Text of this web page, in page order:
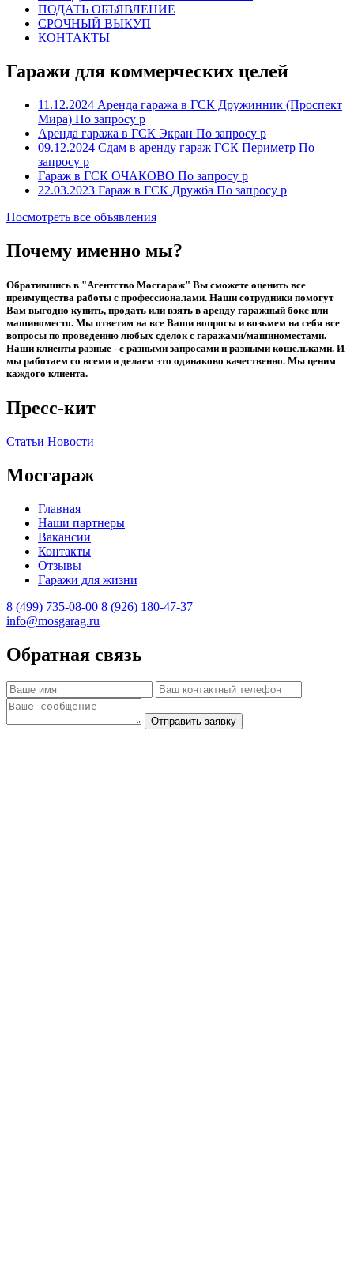
ПОДАТЬ ОБЪЯВЛЕНИЕ
СРОЧНЫЙ ВЫКУП
КОНТАКТЫ
Гаражи для коммерческих целей
11.12.2024 Аренда гаража в ГСК Дружинник (Проспект
Мира) По запросу р
Аренда гаража в ГСК Экран По запросу р
09.12.2024 Сдам в аренду гараж ГСК Периметр По
запросу р
Гараж в ГСК ОЧАКОВО По запросу р
22.03.2023 Гараж в ГСК Дружба По запросу р
Посмотреть все объявления
Почему именно мы?
Обратившись в "Агентство Мосгараж" Вы сможете оценить все
преимущества работы с профессионалами. Наши сотрудники помогут
Вам выгодно купить, продать или взять в аренду гаражный бокс или
машиноместо. Мы ответим на все Ваши вопросы и возьмем на себя все
вопросы по проведению любых сделок с гаражами/машиноместами.
Наши клиенты разные - с разными запросами и разными кошельками. И
мы работаем со всеми и делаем это одинаково качественно. Мы ценим
каждого клиента.
Пресс-кит
Статьи Новости
Мосгараж
Главная
Наши партнеры
Вакансии
Контакты
Отзывы
Гаражи для жизни
8 (499) 735-08-00 8 (926) 180-47-37
info@mosgarag.ru
Обратная связь
Отправить заявку